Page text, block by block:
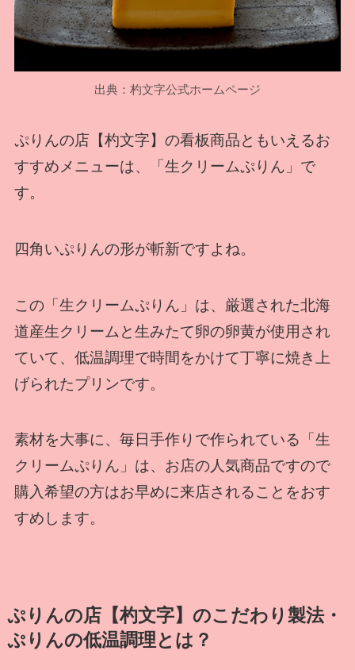
出典：杓文字公式ホームページ
ぷりんの店【杓文字】の看板商品ともいえるお
すすめメニューは、「生クリームぷりん」で
す。
四角いぷりんの形が斬新ですよね。
この「生クリームぷりん」は、厳選された北海
道産生クリームと生みたて卵の卵黄が使用され
ていて、低温調理で時間をかけて丁寧に焼き上
げられたプリンです。
素材を大事に、毎日手作りで作られている「生
クリームぷりん」は、お店の人気商品ですので
購入希望の方はお早めに来店されることをおす
すめします。
ぷりんの店【杓文字】のこだわり製法・
ぷりんの低温調理とは？